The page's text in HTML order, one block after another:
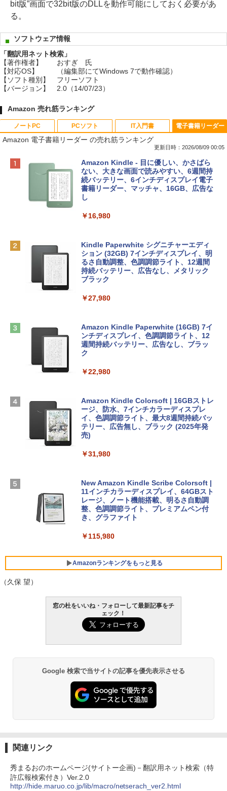
bit版”画面で32bit版のDLLを動作可能にしておく必要があ
る。
ソフトウェア情報
「翻訳用ネット検索」
【著作権者】
おすぎ 氏
【対応OS】
（編集部にてWindows 7で動作確認）
【ソフト種別】
フリーソフト
【バージョン】
2.0（14/07/23）
Amazon 売れ筋ランキング
ノートPC
Apple 2026 MacBook Neo A18 Proチッ
プ搭載13インチノートブック：AIとAppl
e Intelligenceのために設計、Liquid Ret
inaディスプレイ、8GBユニファイドメモ
リ、512GB SSDストレージ、1080p Fac
ゴ
tomtoc 360°保護 15.6 16インチ パソコ
ンケース Dell NEC Lavie ASUS HP dyna
book Lenovo対応
￥2,952
Apple 2026 MacBook Air M5チップ搭載
13インチノートブック：AIとApple Intell
igence、13.6インチLiquid Retinaディ
スプレイ、16GBユニファイドメモリ、51
レームカメラ、日本語キーボード、Touc
￥224,800
【Amazon.co.jp限定】 HP ノートパソコ
ン 15-fd 15.6インチ 16GBメモリ 512GB
FMV ノートパソコン WE1-K3 (MS 365 P
ersonal/Copilotキー搭載/Win 11/15.6型/
Core i5/16GB/SSD 512GB/ホワイト) FM
VWK3E15W_AZ
￥139,880
PCソフト
Robloxギフトカード - 800 Robux 【限
定バーチャルアイテムを含む】 【オンラ
インゲームコード】 ロブロックス | オン
ラインコード版
定バーチャルアイテムを含む】 【オンラ
インゲームコード】 ロブロックス |オン
ラインコード版
￥1,600
ows11、10/mac対応|PC2台
￥39,582
Robloxギフトカード - 2,000 Robux 【限
ラインコード版
￥3,200
ト): Java & Bedrock Edition | オンライ
￥3,600
IT入門書
生成AIパスポート公式テキスト 第４版
￥1,766
ズ (はぴーイラストLabo)
￥480
bデザイン入門講座［第2版］
ClaudeCode いちばんやさしい 教科書:
方 マニュアル AI副業にもコンテンツ作成
￥99
FM TOWNS ハイパー・カタログ: 本体ハ
ェクトリストと最新エミュレータ紹介
電子書籍リーダー
Amazon 電子書籍リーダー の売れ筋ランキング
更新日時：2026/08/09 00:05
Amazon Kindle - 目に優しい、かさばら
ない、大きな画面で読みやすい、6週間持
続バッテリー、6インチディスプレイ電子
書籍リーダー、マッチャ、16GB、広告な
し
￥16,980
Kindle Paperwhite シグニチャーエディ
ション (32GB) 7インチディスプレイ、明
るさ自動調整、色調調節ライト、12週間
持続バッテリー、広告なし、メタリック
ブラック
￥27,980
Amazon Kindle Paperwhite (16GB) 7イ
ンチディスプレイ、色調調節ライト、12
週間持続バッテリー、広告なし、ブラッ
ク
￥22,980
Amazon Kindle Colorsoft | 16GBストレ
ージ、防水、7インチカラーディスプレ
イ、色調調節ライト、最大8週間持続バッ
テリー、広告無し、ブラック (2025年発
売)
￥31,980
New Amazon Kindle Scribe Colorsoft |
11インチカラーディスプレイ、64GBスト
レージ、ノート機能搭載、明るさ自動調
整、色調調節ライト、プレミアムペン付
き、グラファイト
￥115,980
Amazonランキングをもっと見る
（久保 望）
窓の杜をいいね・フォローして最新記事をチ
ェック！
Google 検索で当サイトの記事を優先表示させる
関連リンク
秀まるおのホームページ(サイトー企画)－翻訳用ネット検索（特
許広報検索付き）Ver.2.0
http://hide.maruo.co.jp/lib/macro/netserach_ver2.html